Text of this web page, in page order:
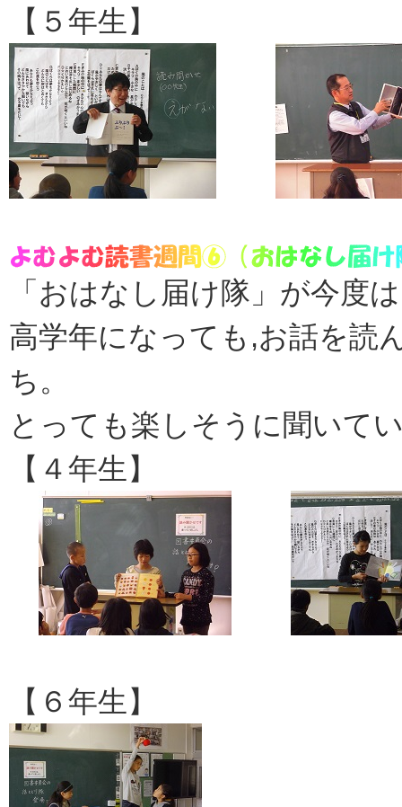
【５年生】
「おはなし届け隊」が今度
高学年になっても,お話を読
ち。
とっても楽しそうに聞いて
【４年生】
【６年生】